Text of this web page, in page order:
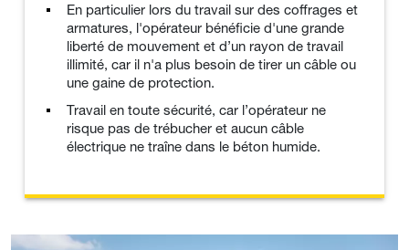
En particulier lors du travail sur des coffrages et
armatures, l'opérateur bénéficie d'une grande
liberté de mouvement et d’un rayon de travail
illimité, car il n'a plus besoin de tirer un câble ou
une gaine de protection.
Travail en toute sécurité, car l’opérateur ne
risque pas de trébucher et aucun câble
électrique ne traîne dans le béton humide.